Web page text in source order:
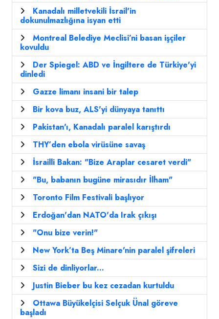
Kanadalı milletvekili İsrail'in
dokunulmazlığına isyan etti
Montreal Belediye Meclisi’ni basan işçiler
kovuldu
Der Spiegel: ABD ve İngiltere de Türkiye'yi
dinledi
Gazze limanı insani bir talep
Bir kova buz, ALS'yi dünyaya tanıttı
Pakistan'ı, Kanadalı paralel karıştırdı
THY’den ebola virüsüne savaş
İsrailli Bakan: "Bize Araplar cesaret verdi"
"Bu, babanın bugüne mirasıdır İlham"
Toronto Film Festivali başlıyor
Erdoğan'dan NATO'da Irak çıkışı
"Onu bize verin!"
New York’ta Beş Minare'nin paralel şifreleri
Sizi de dinliyorlar...
Justin Bieber bu kez cezadan kurtuldu
Ottawa Büyükelçisi Selçuk Ünal göreve
başladı